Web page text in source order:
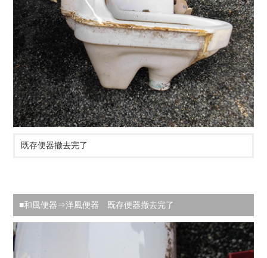
既存便器撤去完了
■和風便器⇒洋風便器 既存便器撤去完了